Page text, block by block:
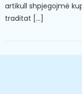
artikull shpjegojmë
traditat […]